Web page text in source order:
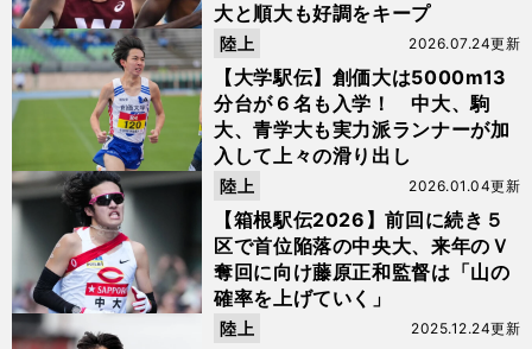
大と順大も好調をキープ
【大学駅伝】創価大は5000m13
分台が６名も入学！ 中大、駒
大、青学大も実力派ランナーが加
入して上々の滑り出し
2026.07.24更新
陸上
【箱根駅伝2026】前回に続き５
区で首位陥落の中央大、来年のＶ
奪回に向け藤原正和監督は「山の
確率を上げていく」
2026.01.04更新
陸上
2025.12.24更新
陸上